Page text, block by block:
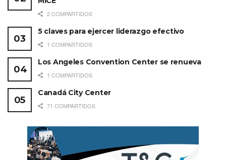
2 COMPARTIDOS
5 claves para ejercer liderazgo efectivo
1 COMPARTIDOS
Los Angeles Convention Center se renueva
1 COMPARTIDOS
Canadá City Center
71 COMPARTIDOS